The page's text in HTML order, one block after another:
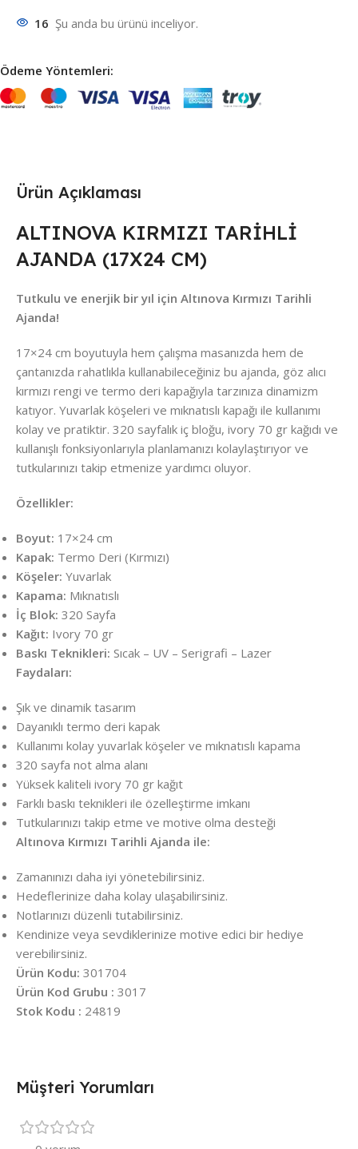
16 Şu anda bu ürünü inceliyor.
Ödeme Yöntemleri:
Ürün Açıklaması
ALTINOVA KIRMIZI TARİHLİ
AJANDA (17X24 CM)
Tutkulu ve enerjik bir yıl için Altınova Kırmızı Tarihli
Ajanda!
17×24 cm boyutuyla hem çalışma masanızda hem de
çantanızda rahatlıkla kullanabileceğiniz bu ajanda, göz alıcı
kırmızı rengi ve termo deri kapağıyla tarzınıza dinamizm
katıyor. Yuvarlak köşeleri ve mıknatıslı kapağı ile kullanımı
kolay ve pratiktir. 320 sayfalık iç bloğu, ivory 70 gr kağıdı ve
kullanışlı fonksiyonlarıyla planlamanızı kolaylaştırıyor ve
tutkularınızı takip etmenize yardımcı oluyor.
Özellikler:
Boyut: 17×24 cm
Kapak: Termo Deri (Kırmızı)
Köşeler: Yuvarlak
Kapama: Mıknatıslı
İç Blok: 320 Sayfa
Kağıt: Ivory 70 gr
Baskı Teknikleri: Sıcak – UV – Serigrafi – Lazer
Faydaları:
Şık ve dinamik tasarım
Dayanıklı termo deri kapak
Kullanımı kolay yuvarlak köşeler ve mıknatıslı kapama
320 sayfa not alma alanı
Yüksek kaliteli ivory 70 gr kağıt
Farklı baskı teknikleri ile özelleştirme imkanı
Tutkularınızı takip etme ve motive olma desteği
Altınova Kırmızı Tarihli Ajanda ile:
Zamanınızı daha iyi yönetebilirsiniz.
Hedeflerinize daha kolay ulaşabilirsiniz.
Notlarınızı düzenli tutabilirsiniz.
Kendinize veya sevdiklerinize motive edici bir hediye
verebilirsiniz.
Ürün Kodu: 301704
Ürün Kod Grubu : 3017
Stok Kodu : 24819
Müşteri Yorumları